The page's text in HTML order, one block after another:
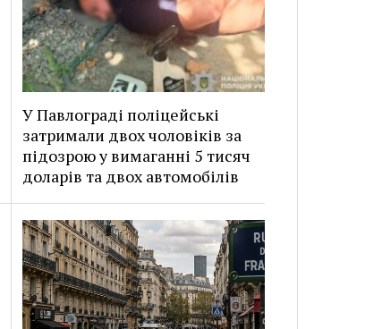
У Павлограді поліцейські
затримали двох чоловіків за
підозрою у вимаганні 5 тисяч
доларів та двох автомобілів